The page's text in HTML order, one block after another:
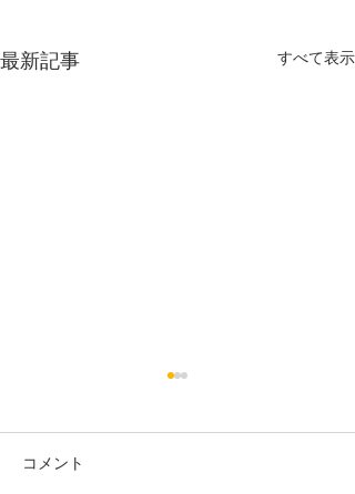
最新記事 すべて表示
鍼灸マッサージサロン月の光
に新しいメニューが加わりま
コメント